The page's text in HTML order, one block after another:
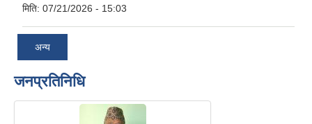
मिति: 07/21/2026 - 15:03
अन्य
जनप्रतिनिधि